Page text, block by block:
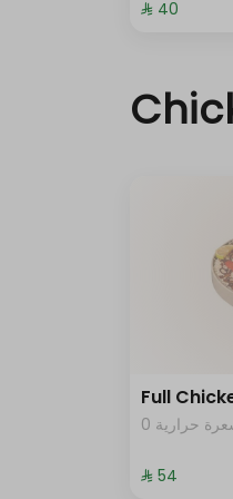
⁨⁦‪‬ 40⁩
Full
حرارية
⁨⁦‪‬ 54⁩